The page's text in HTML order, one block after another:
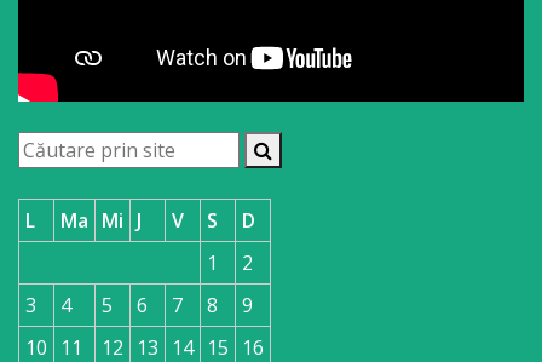
L Ma Mi J V S
D
1
2
3
4 5 6 7 8
9
10
11 12 13 14 15
16